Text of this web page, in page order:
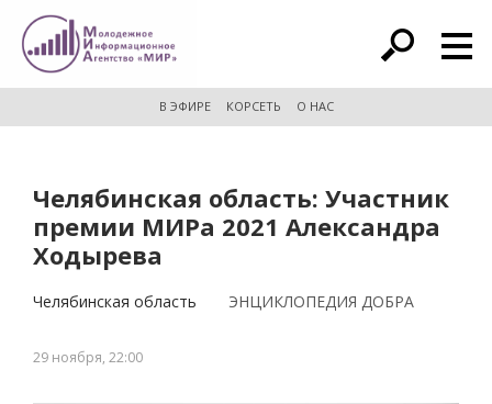
расширенный поиск
В ЭФИРЕ КОРСЕТЬ О НАС
Челябинская область: Участник
премии МИРа 2021 Александра
Ходырева
Челябинская область ЭНЦИКЛОПЕДИЯ ДОБРА
29 ноября, 22:00